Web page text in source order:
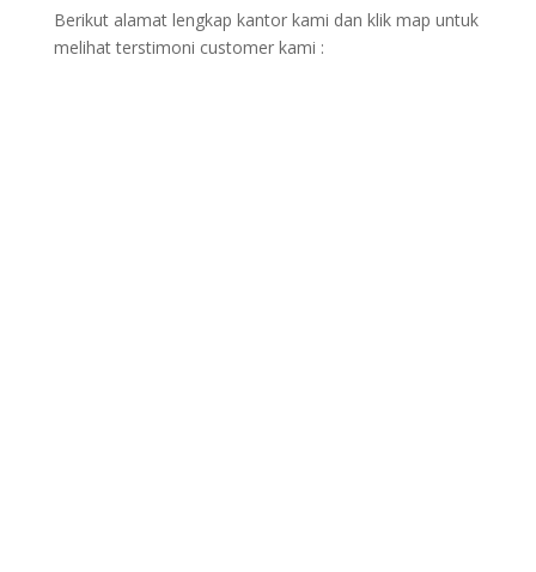
Berikut alamat lengkap kantor kami dan klik map untuk
melihat terstimoni customer kami :